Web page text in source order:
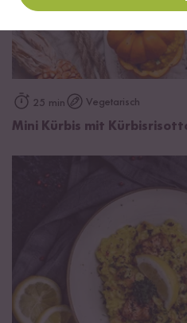
25 min Vegetarisch
Mini Kürbis mit